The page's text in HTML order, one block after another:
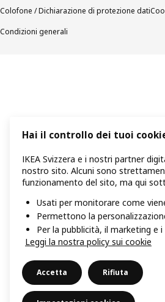
Colofone / Dichiarazione di protezione dati
Condizioni generali
Hai il controllo dei tuoi
IKEA Svizzera e i nostri partner
nostro sito. Alcuni sono
funzionamento del sito, ma qui
Usati per monitorare come
Permettono la
Per la pubblicità, il marketing e
Leggi la nostra policy sui cookie
Accetta Rifiuta